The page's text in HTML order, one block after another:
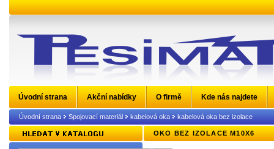
Úvodní strana Akční nabídky O firmě Kde nás najdete
Úvodní strana Spojovací materiál kabelová oka kabelová oka bez izolace
OKO BEZ IZOLACE M10X6